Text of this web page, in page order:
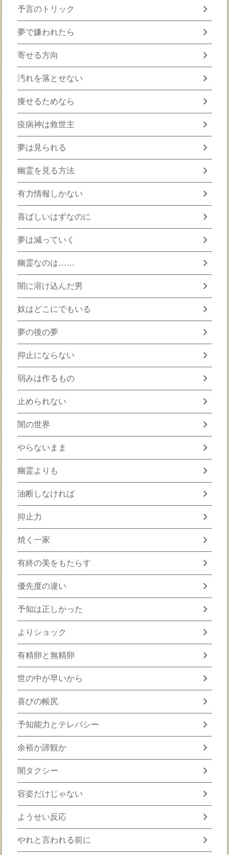
予言のトリック chevron_right
夢で嫌われたら chevron_right
寄せる方向 chevron_right
汚れを落とせない chevron_right
痩せるためなら chevron_right
疫病神は救世主 chevron_right
夢は見られる chevron_right
幽霊を見る方法 chevron_right
有力情報しかない chevron_right
喜ばしいはずなのに chevron_right
夢は減っていく chevron_right
幽霊なのは…… chevron_right
闇に溶け込んだ男 chevron_right
奴はどこにでもいる chevron_right
夢の後の夢 chevron_right
抑止にならない chevron_right
弱みは作るもの chevron_right
止められない chevron_right
闇の世界 chevron_right
やらないまま chevron_right
幽霊よりも chevron_right
油断しなければ chevron_right
抑止力 chevron_right
焼く一家 chevron_right
有終の美をもたらす chevron_right
優先度の違い chevron_right
予知は正しかった chevron_right
よりショック chevron_right
有精卵と無精卵 chevron_right
世の中が早いから chevron_right
喜びの帳尻 chevron_right
予知能力とテレパシー chevron_right
余裕か諦観か chevron_right
闇タクシー chevron_right
容姿だけじゃない chevron_right
ようせい反応 chevron_right
やれと言われる前に chevron_right